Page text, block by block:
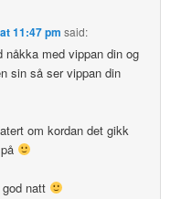
11:47 pm said:
med vippan din og
sin så ser vippan din
om kordan det gikk
natt